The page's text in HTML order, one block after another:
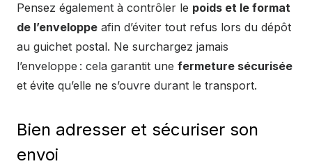
Pensez également à contrôler le poids et le format
de l’enveloppe afin d’éviter tout refus lors du dépôt
au guichet postal. Ne surchargez jamais
l’enveloppe : cela garantit une fermeture sécurisée
et évite qu’elle ne s’ouvre durant le transport.
Bien adresser et sécuriser son
envoi